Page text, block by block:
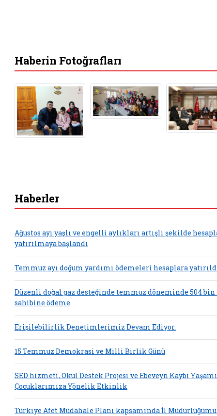
Haberin Fotoğrafları
Haberler
Ağustos ayı yaşlı ve engelli aylıkları artışlı şekilde
yatırılmaya başlandı
Temmuz ayı doğum yardımı ödemeleri hesaplara
Düzenli doğal gaz desteğinde temmuz döneminde 504
sahibine ödeme
Erişilebilirlik Denetimlerimiz Devam Ediyor.
15 Temmuz Demokrasi ve Milli Birlik Günü
SED hizmeti, Okul Destek Projesi ve Ebeveyn Kaybı
Çocuklarımıza Yönelik Etkinlik
Türkiye Afet Müdahale Planı kapsamında İl